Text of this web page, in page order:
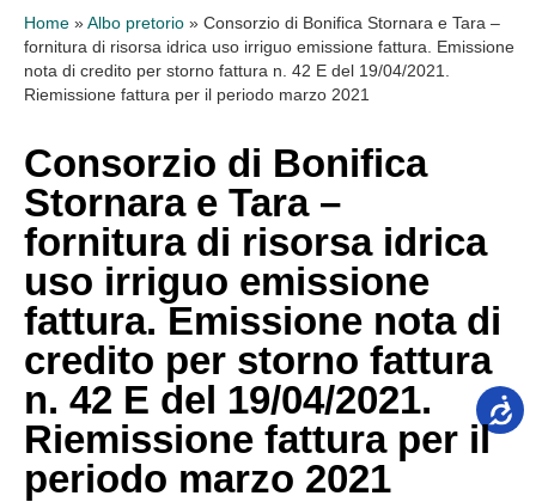
Home » Albo pretorio » Consorzio di Bonifica Stornara e Tara –
fornitura di risorsa idrica uso irriguo emissione fattura. Emissione
nota di credito per storno fattura n. 42 E del 19/04/2021.
Riemissione fattura per il periodo marzo 2021
Consorzio di Bonifica
Stornara e Tara –
fornitura di risorsa idrica
uso irriguo emissione
fattura. Emissione nota di
credito per storno fattura
n. 42 E del 19/04/2021.
Riemissione fattura per il
periodo marzo 2021